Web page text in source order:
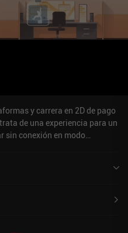
y carrera en 2D de pago
de una experiencia para un
sin conexión en modo
4,8 sobre 5,0 en Google Play